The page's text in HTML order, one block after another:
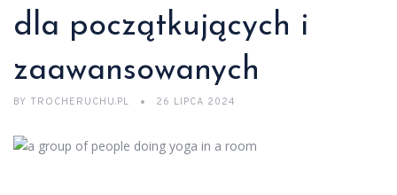
dla początkujących i
zaawansowanych
BY TROCHERUCHU.PL 26 LIPCA 2024